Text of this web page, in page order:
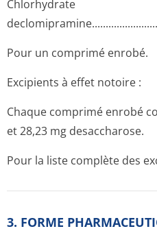
Chlorhydrate
Pour un comprimé enrobé.
Excipients à effet notoire :
Chaque comprimé enrobé
et 28,23 mg desaccharose.
Pour la liste complète des
3. FORME